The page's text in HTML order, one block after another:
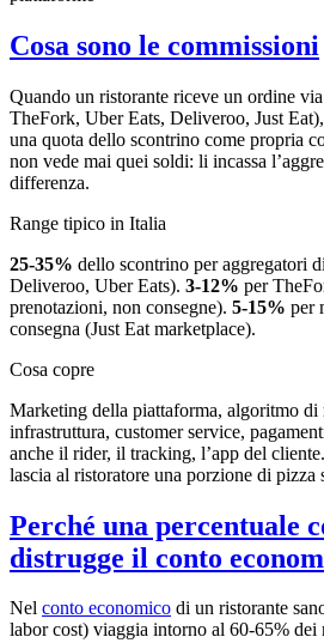
Cosa sono le commissioni
Quando un ristorante riceve un ordine
TheFork, Uber Eats, Deliveroo, Just
una quota dello scontrino come propria
non vede mai quei soldi: li incassa
differenza.
Range tipico in Italia
25-35% dello scontrino per aggregatori
Deliveroo, Uber Eats). 3-12% per
prenotazioni, non consegne). 5-15% per
consegna (Just Eat marketplace).
Cosa copre
Marketing della piattaforma, algoritmo di
infrastruttura, customer service,
anche il rider, il tracking, l’app del
lascia al ristoratore una porzione di pizza
Perché una percentuale
distrugge il conto
Nel conto economico di un ristorante
labor cost) viaggia intorno al 60-65% dei